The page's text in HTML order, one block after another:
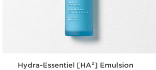
Hydra-Essentiel [HA²] Emulsion